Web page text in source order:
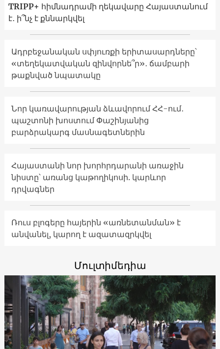
TRIPP+ հիմնադրամի ղեկավարը Հայաստանում
է․ ի՞նչ է քննարկվել
Ադրբեջանական սփյուռքի երիտասարդները՝
«տեղեկատվական զինվորնե՞ր»․ ճամբարի
թաքնված նպատակը
Նոր կառավարության ձևավորում ՀՀ-ում․
պաշտոնի խոստում Փաշինյանից
բարձրակարգ մասնագետներին
Հայաստանի նոր խորհրդարանի առաջին
նիստը՝ առանց կաթողիկոսի. կարևոր
դրվագներ
Ռուս բլոգերը հայերին «առնետանման» է
անվանել, կարող է ազատազրկվել
Մուլտիմեդիա